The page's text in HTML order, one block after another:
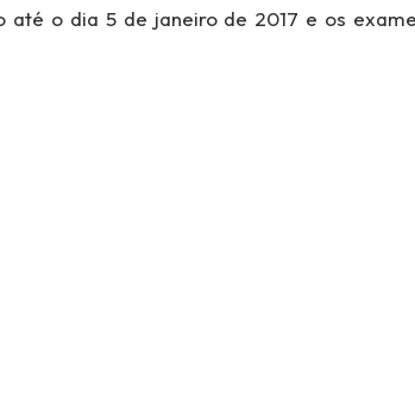
até o dia 5 de janeiro de 2017 e os